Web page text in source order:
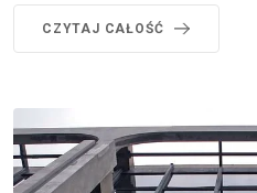
CZYTAJ CAŁOŚĆ